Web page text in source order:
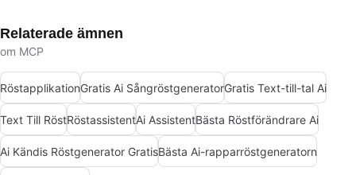
Relaterade ämnen
om MCP
RöstapplikationGratis Ai SångröstgeneratorGratis Text-till-tal Ai
Text Till RöstRöstassistentAi AssistentBästa Röstförändrare Ai
Ai Kändis Röstgenerator GratisBästa Ai-rapparröstgeneratorn